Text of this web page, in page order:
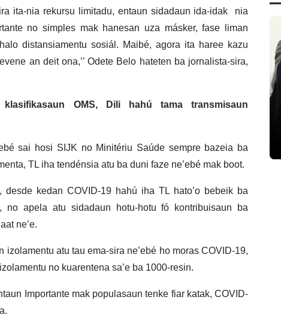
ita-nia rekursu limitadu, entaun sidadaun ida-idak nia
no simples mak hanesan uza másker, fase liman
distansiamentu sosiál. Maibé, agora ita haree kazu
an deit ona,’’ Odete Belo hateten ba jornalista-sira,
klasifikasaun OMS, Dili hahú tama transmisaun
sai hosi SIJK no Minitériu Saúde sempre bazeia ba
TL iha tendénsia atu ba duni faze ne’ebé mak boot.
desde kedan COVID-19 hahú iha TL hato’o bebeik ba
no apela atu sidadaun hotu-hotu fó kontribuisaun ba
ne’e.
izolamentu atu tau ema-sira ne’ebé ho moras COVID-19,
no kuarentena sa’e ba 1000-resin.
Importante mak populasaun tenke fiar katak, COVID-